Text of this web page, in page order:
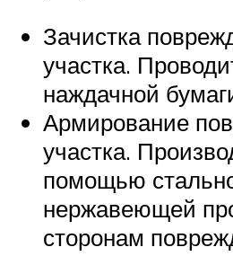
Зачистка
участка.
наждачной
Армирование
участка.
помощью
нержавеющей
сторонам